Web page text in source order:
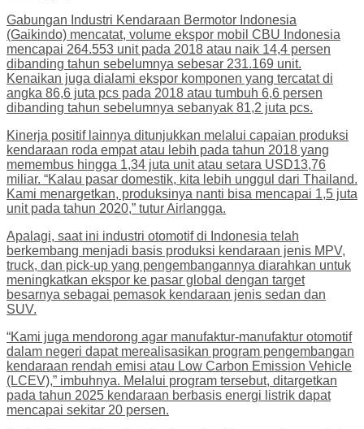
Gabungan Industri Kendaraan Bermotor Indonesia
(Gaikindo) mencatat, volume ekspor mobil CBU Indonesia
mencapai 264.553 unit pada 2018 atau naik 14,4 persen
dibanding tahun sebelumnya sebesar 231.169 unit.
Kenaikan juga dialami ekspor komponen yang tercatat di
angka 86,6 juta pcs pada 2018 atau tumbuh 6,6 persen
dibanding tahun sebelumnya sebanyak 81,2 juta pcs.
Kinerja positif lainnya ditunjukkan melalui capaian produksi
kendaraan roda empat atau lebih pada tahun 2018 yang
memembus hingga 1,34 juta unit atau setara USD13,76
miliar. “Kalau pasar domestik, kita lebih unggul dari Thailand.
Kami menargetkan, produksinya nanti bisa mencapai 1,5 juta
unit pada tahun 2020,” tutur Airlangga.
Apalagi, saat ini industri otomotif di Indonesia telah
berkembang menjadi basis produksi kendaraan jenis MPV,
truck, dan pick-up yang pengembangannya diarahkan untuk
meningkatkan ekspor ke pasar global dengan target
besarnya sebagai pemasok kendaraan jenis sedan dan
SUV.
“Kami juga mendorong agar manufaktur-manufaktur otomotif
dalam negeri dapat merealisasikan program pengembangan
kendaraan rendah emisi atau Low Carbon Emission Vehicle
(LCEV),” imbuhnya. Melalui program tersebut, ditargetkan
pada tahun 2025 kendaraan berbasis energi listrik dapat
mencapai sekitar 20 persen.